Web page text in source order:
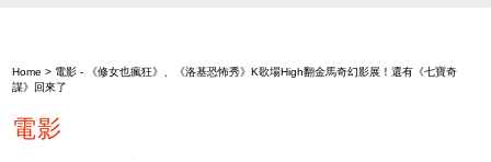
Home > 電影 - 《修女也瘋狂》、《洛基恐怖秀》K歌場High翻金馬奇幻影展！還有《七寶奇
謀》回來了
電影